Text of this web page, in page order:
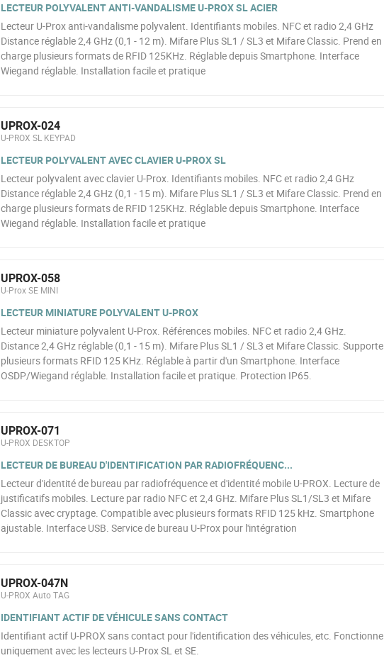
LECTEUR POLYVALENT ANTI-VANDALISME U-PROX SL ACIER
Lecteur U-Prox anti-vandalisme polyvalent. Identifiants mobiles. NFC et radio 2,4 GHz
Distance réglable 2,4 GHz (0,1 - 12 m). Mifare Plus SL1 / SL3 et Mifare Classic. Prend en
charge plusieurs formats de RFID 125KHz. Réglable depuis Smartphone. Interface
Wiegand réglable. Installation facile et pratique
UPROX-024
U-PROX SL KEYPAD
LECTEUR POLYVALENT AVEC CLAVIER U-PROX SL
Lecteur polyvalent avec clavier U-Prox. Identifiants mobiles. NFC et radio 2,4 GHz
Distance réglable 2,4 GHz (0,1 - 15 m). Mifare Plus SL1 / SL3 et Mifare Classic. Prend en
charge plusieurs formats de RFID 125KHz. Réglable depuis Smartphone. Interface
Wiegand réglable. Installation facile et pratique
UPROX-058
U-Prox SE MINI
LECTEUR MINIATURE POLYVALENT U-PROX
Lecteur miniature polyvalent U-Prox. Références mobiles. NFC et radio 2,4 GHz.
Distance 2,4 GHz réglable (0,1 - 15 m). Mifare Plus SL1 / SL3 et Mifare Classic. Supporte
plusieurs formats RFID 125 KHz. Réglable à partir d'un Smartphone. Interface
OSDP/Wiegand réglable. Installation facile et pratique. Protection IP65.
UPROX-071
U-PROX DESKTOP
LECTEUR DE BUREAU D'IDENTIFICATION PAR RADIOFRÉQUENC...
Lecteur d'identité de bureau par radiofréquence et d'identité mobile U-PROX. Lecture de
justificatifs mobiles. Lecture par radio NFC et 2,4 GHz. Mifare Plus SL1/SL3 et Mifare
Classic avec cryptage. Compatible avec plusieurs formats RFID 125 kHz. Smartphone
ajustable. Interface USB. Service de bureau U-Prox pour l'intégration
UPROX-047N
U-PROX Auto TAG
IDENTIFIANT ACTIF DE VÉHICULE SANS CONTACT
Identifiant actif U-PROX sans contact pour l'identification des véhicules, etc. Fonctionne
uniquement avec les lecteurs U-Prox SL et SE.